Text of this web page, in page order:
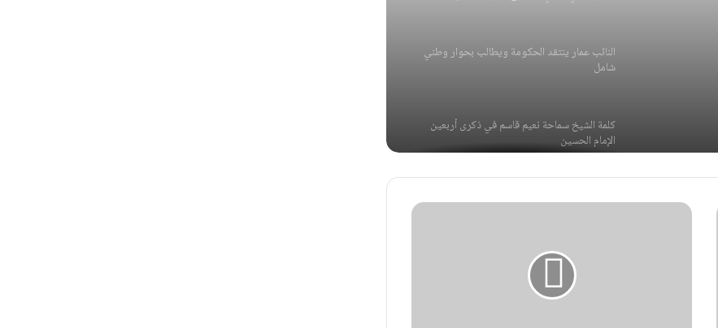
النائب عمار ينتقد الحكومة ويطالب بحوار وطني
شامل
كلمة الشيخ سماحة نعيم قاسم في ذكرى أربعين
الإمام الحسين
الحاج حسن: “التفاوض المباشر لم ينتج سوى
قبلان: دون جنوب لبنان وشعبه ستظل السلطة